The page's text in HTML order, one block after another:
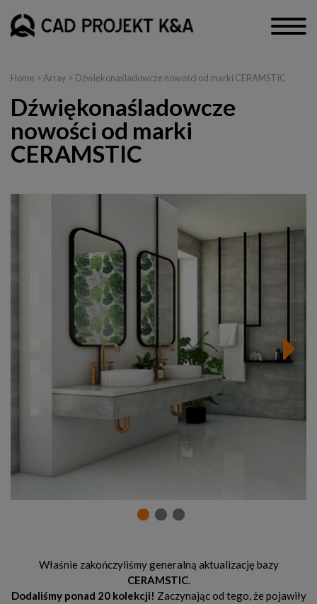
Home > Array > Dźwiękonaśladowcze nowości od marki CERAMSTIC
Dźwiękonaśladowcze
nowości od marki
CERAMSTIC
Właśnie zakończyliśmy generalną aktualizację bazy
CERAMSTIC.
Dodaliśmy ponad 20 kolekcji! Zaczynając od tego, że pojawiły